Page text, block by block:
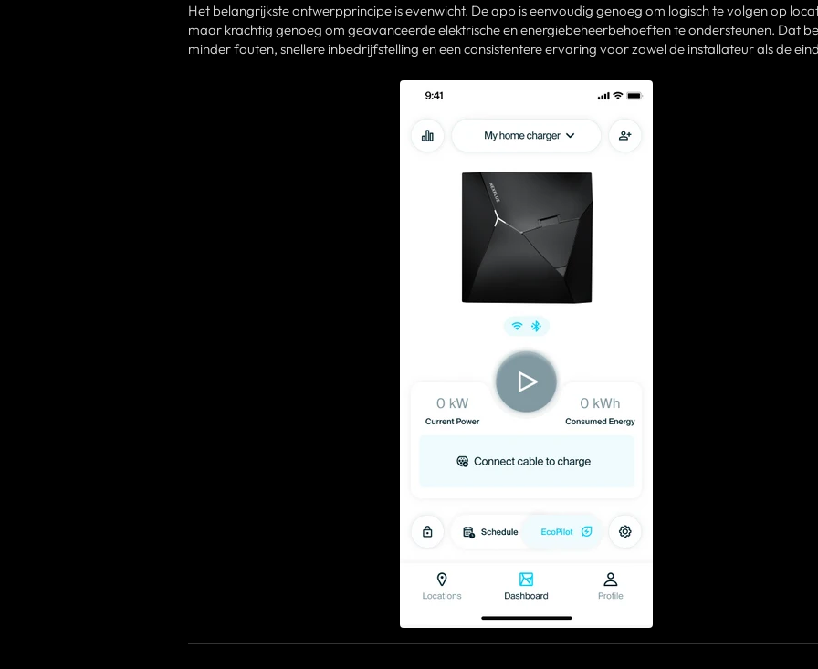
Het belangrijkste ontwerpprincipe is evenwicht. De app is eenvoudig genoeg om logisch te volgen op
maar krachtig genoeg om geavanceerde elektrische en energiebeheerbehoeften te ondersteunen. Dat
minder fouten, snellere inbedrijfstelling en een consistentere ervaring voor zowel de installateur als de